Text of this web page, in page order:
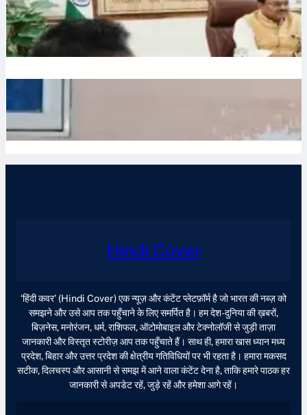
Water: उत्तराखंड में भूजल संरक्षण पर जोर, मुख्य सचिव ने दिए सख्त निर्देश
July 10, 2026 Ronit Sharma
July 9, 2026
Hindi Cover
‘हिंदी कवर’ (Hindi Cover) एक न्यूज़ और कंटेंट प्लेटफ़ॉर्म है जो भारत की नब्ज़ को
समझने और उसे आप तक पहुँचाने के लिए समर्पित है। हम देश-दुनिया की ख़बरों,
बिज़नेस, मनोरंजन, धर्म, राशिफल, ऑटोमोबाइल और टेक्नोलॉजी से जुड़ी ताज़ा
जानकारी और विस्तृत स्टोरीज़ आप तक पहुँचाते हैं। साथ ही, हमारा खास ध्यान मध्य
प्रदेश, बिहार और उत्तर प्रदेश की क्षेत्रीय गतिविधियों पर भी रहता है। हमारा मकसद
सटीक, दिलचस्प और आसानी से समझ में आने वाला कंटेंट देना है, ताकि हमारे पाठक हर
जानकारी से अपडेट रहें, जुड़े रहें और हमेशा आगे रहें।